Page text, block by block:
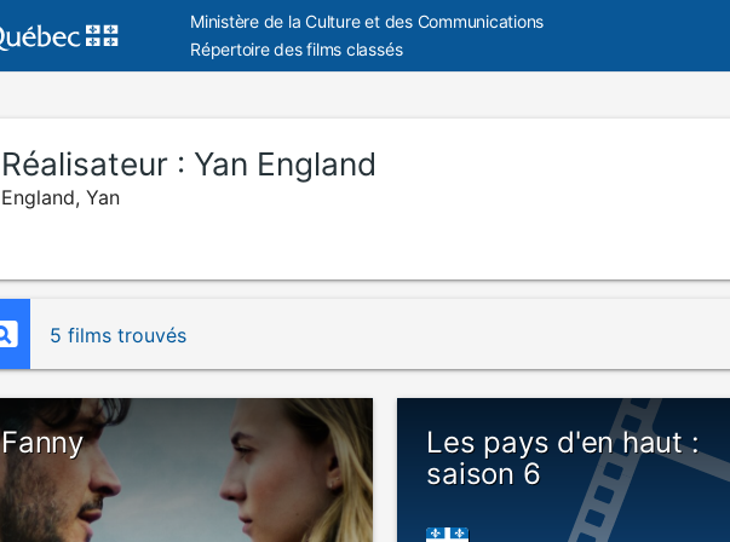
Ministère de la Culture et des Communications
Répertoire des films classés
Réalisateur : Yan England
England, Yan
5 films trouvés
Fanny
Les pays d'en haut :
saison 6